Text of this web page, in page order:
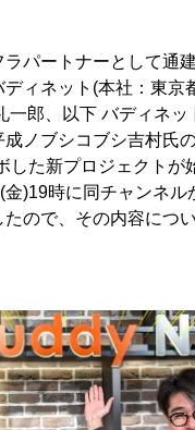
ラパートナーとして通
ィネット(本社：東京
一郎、以下 バディネッ
成ノブシコブシ吉村氏
した新プロジェクトが
)19時に同チャンネル
ので、その内容につ